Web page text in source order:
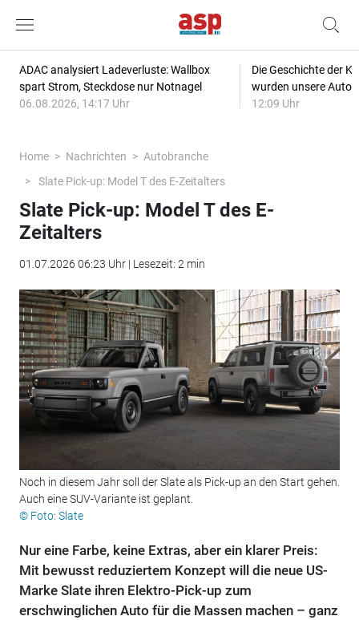
ADAC analysiert Ladeverluste: Wallbox
spart Strom, Steckdose nur Notnagel
06.08.2026, 14:17 Uhr
Die Geschichte der
wurden unsere
12:09 Uhr
Home Nachrichten
Autobranche
Slate Pick-up: Model T des E-Zeitalters
Slate Pick-up: Model T des E-
Zeitalters
01.07.2026 06:23 Uhr | Lesezeit: 2 min
Noch in diesem Jahr soll der Slate als Pick-up an den Start gehen.
Auch eine SUV-Variante ist geplant.
© Foto: Slate
Nur eine Farbe, keine Extras, aber ein klarer Preis:
Mit bewusst reduziertem Konzept will die neue US-
Marke Slate ihren Elektro-Pick-up zum
erschwinglichen Auto für die Massen machen – ganz